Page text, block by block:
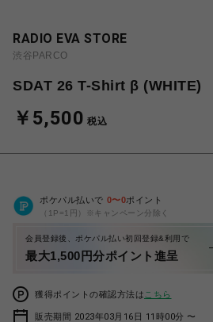
RADIO EVA STORE
渋谷PARCO
SDAT 26 T-Shirt β (WHITE)
￥5,500 税込
ポケパル払いで 0〜0ポイント
（1P=1円）※キャンペーン分除く
会員登録後、ポケパル払い初回登録&利用で
最大1,500円分ポイント進呈
獲得ポイントの確認方法は こちら
販売期間 2023年03月16日 11時00分 〜